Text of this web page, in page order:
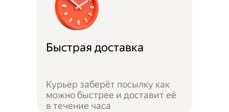
Быстрая доставка
Курьер заберёт посылку как
можно быстрее и доставит её
в течение часа